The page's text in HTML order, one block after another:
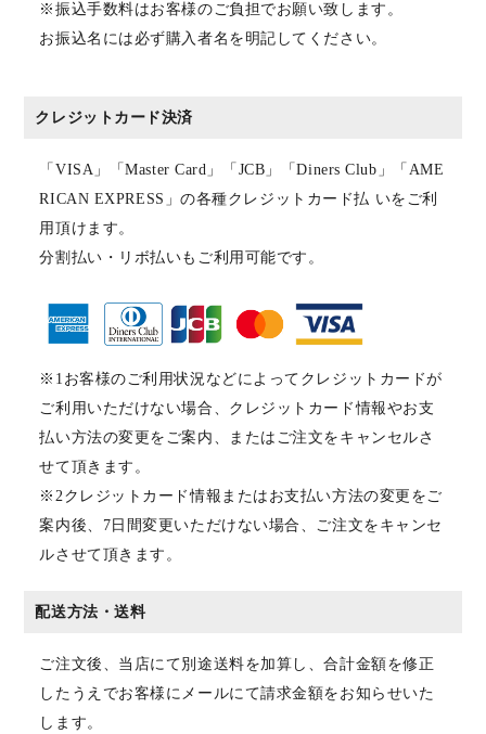
※振込手数料はお客様のご負担でお願い致します。
お振込名には必ず購入者名を明記してください。
クレジットカード決済
「VISA」「Master Card」「JCB」「Diners Club」「AME
RICAN EXPRESS」の各種クレジットカード払 いをご利
用頂けます。
分割払い・リボ払いもご利用可能です。
※1お客様のご利用状況などによってクレジットカードが
ご利用いただけない場合、クレジットカード情報やお支
払い方法の変更をご案内、またはご注文をキャンセルさ
せて頂きます。
※2クレジットカード情報またはお支払い方法の変更をご
案内後、7日間変更いただけない場合、ご注文をキャンセ
ルさせて頂きます。
配送方法・送料
ご注文後、当店にて別途送料を加算し、合計金額を修正
したうえでお客様にメールにて請求金額をお知らせいた
します。